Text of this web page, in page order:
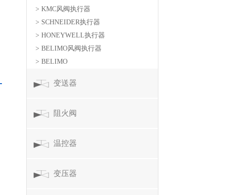
> KMC风阀执行器
> SCHNEIDER执行器
> HONEYWELL执行器
> BELIMO风阀执行器
> BELIMO
变送器
阻火阀
温控器
变压器